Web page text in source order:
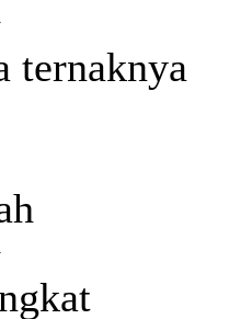
ternaknya